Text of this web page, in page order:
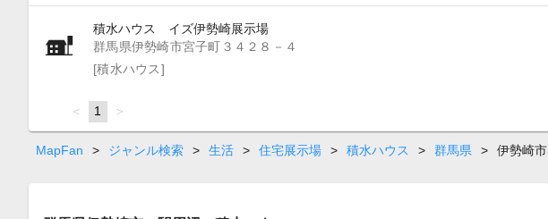
積水ハウス イズ伊勢崎展示場
群馬県伊勢崎市宮子町３４２８－４
[積水ハウス]
page
You're
on
page
1 page
MapFan > ジャンル検索 > 生活 > 住宅展示場 > 積水ハウス > 群馬県 > 伊勢崎市